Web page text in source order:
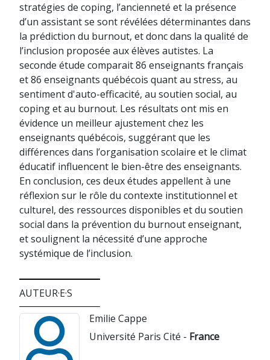
stratégies de coping, l’ancienneté et la présence
d’un assistant se sont révélées déterminantes dans
la prédiction du burnout, et donc dans la qualité de
l’inclusion proposée aux élèves autistes. La
seconde étude comparait 86 enseignants français
et 86 enseignants québécois quant au stress, au
sentiment d'auto-efficacité, au soutien social, au
coping et au burnout. Les résultats ont mis en
évidence un meilleur ajustement chez les
enseignants québécois, suggérant que les
différences dans l’organisation scolaire et le climat
éducatif influencent le bien-être des enseignants.
En conclusion, ces deux études appellent à une
réflexion sur le rôle du contexte institutionnel et
culturel, des ressources disponibles et du soutien
social dans la prévention du burnout enseignant,
et soulignent la nécessité d’une approche
systémique de l’inclusion.
AUTEUR·E·S
Emilie Cappe
Université Paris Cité - France